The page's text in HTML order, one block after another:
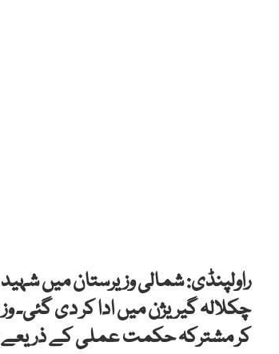
راولپنڈی: شمالی وزیرستان میں
چکلالہ گیریژن میں ادا کر دی
کر مشترکہ حکمت عملی کے